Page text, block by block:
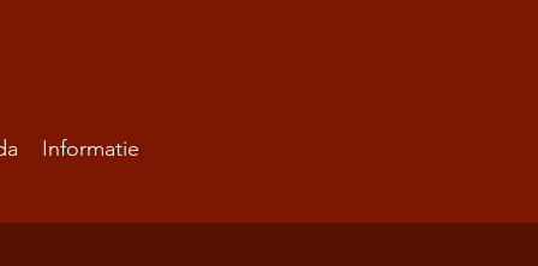
Informatie